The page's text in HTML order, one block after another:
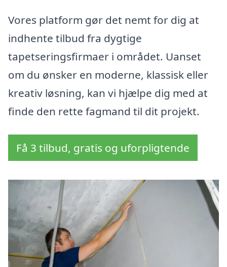
Vores platform gør det nemt for dig at
indhente tilbud fra dygtige
tapetseringsfirmaer i området. Uanset
om du ønsker en moderne, klassisk eller
kreativ løsning, kan vi hjælpe dig med at
finde den rette fagmand til dit projekt.
Få 3 tilbud, gratis og uforpligtende